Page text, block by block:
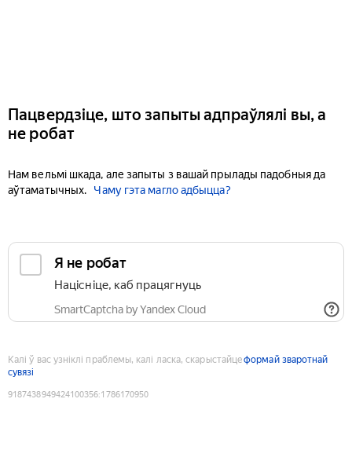
Пацвердзіце, што запыты адпраўлялі вы, а
не робат
Нам вельмі шкада, але запыты з вашай прылады падобныя да
аўтаматычных.
Чаму гэта магло адбыцца?
Я не робат
Націсніце, каб працягнуць
SmartCaptcha by Yandex Cloud
Калі ў вас узніклі праблемы, калі ласка, скарыстайцеформай зваротнай
сувязі
9187438949424100356:1786170950